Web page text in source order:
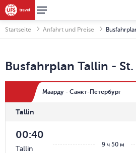
Startseite Anfahrt und Preise
Busfahrplan Tallin -
Маарду - Санкт-Петербург
Tallin
9 ч 50 м
00:40
Tallin